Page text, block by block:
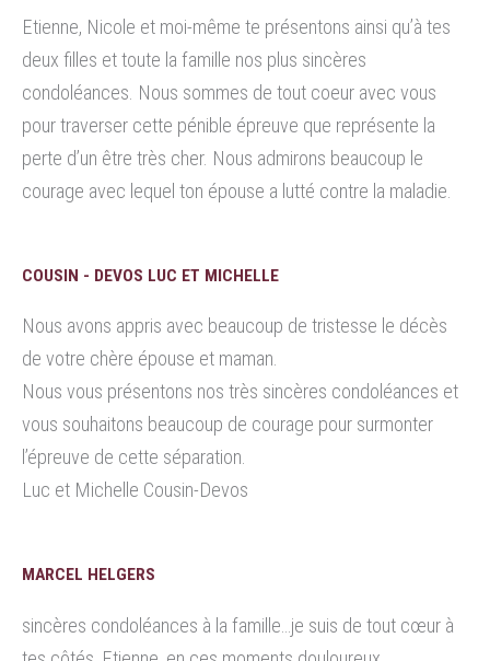
Etienne, Nicole et moi-même te présentons ainsi qu’à tes
deux filles et toute la famille nos plus sincères
condoléances. Nous sommes de tout coeur avec vous
pour traverser cette pénible épreuve que représente la
perte d’un être très cher. Nous admirons beaucoup le
courage avec lequel ton épouse a lutté contre la maladie.
COUSIN - DEVOS LUC ET MICHELLE
Nous avons appris avec beaucoup de tristesse le décès
de votre chère épouse et maman.
Nous vous présentons nos très sincères condoléances et
vous souhaitons beaucoup de courage pour surmonter
l’épreuve de cette séparation.
Luc et Michelle Cousin-Devos
MARCEL HELGERS
sincères condoléances à la famille…je suis de tout cœur à